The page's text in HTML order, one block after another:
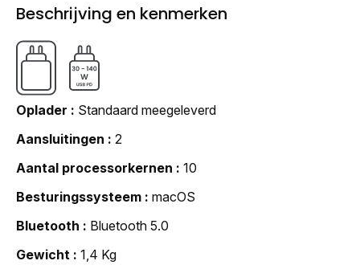
Beschrijving en kenmerken
Oplader
Standaard meegeleverd
Aansluitingen
2
Aantal processorkernen
10
Besturingssysteem
macOS
Bluetooth
Bluetooth 5.0
Gewicht
1,4 Kg